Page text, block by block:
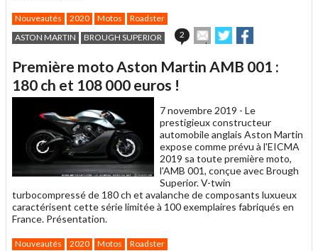
Nouveautés 2020 Motos
Roadster
ASTON MARTIN
BROUGH SUPERIOR 2
Envoyer
cet
Partager
sur sur
Première moto Aston Martin AMB 001 :
180 ch et 108 000 euros !
7 novembre 2019 - Le
prestigieux constructeur
automobile anglais Aston Martin
expose comme prévu à l'EICMA
2019 sa toute première moto,
l'AMB 001, conçue avec Brough
Superior. V-twin
turbocompressé de 180 ch et avalanche de composants luxueux
caractérisent cette série limitée à 100 exemplaires fabriqués en
France. Présentation.
Nouveautés 2020 Motos
Roadster